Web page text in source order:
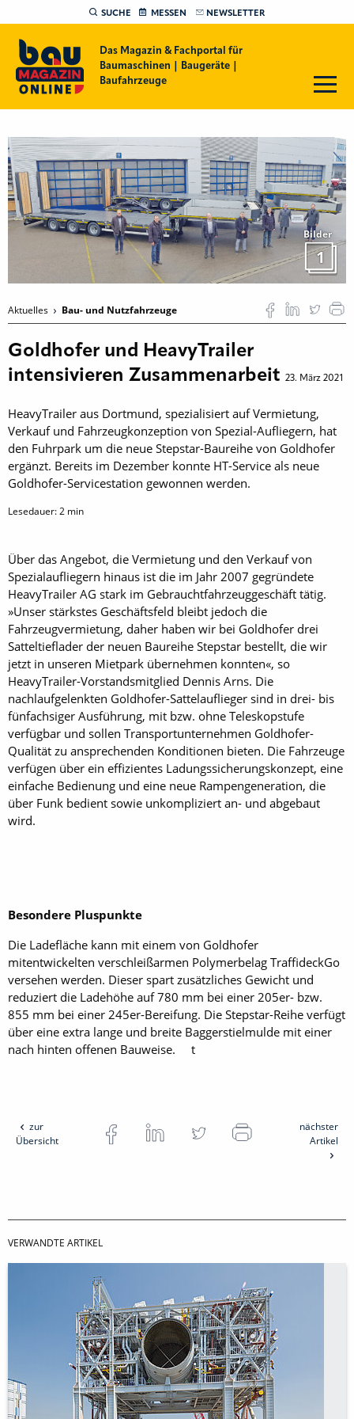
SUCHE MESSEN NEWSLETTER
Das Magazin & Fachportal für
Baumaschinen | Baugeräte |
Baufahrzeuge
Bilder
1
Aktuelles Bau- und Nutzfahrzeuge
Goldhofer und HeavyTrailer
intensivieren Zusammenarbeit 23. März 2021
HeavyTrailer aus Dortmund, spezialisiert auf Vermietung,
Verkauf und Fahrzeugkonzeption von Spezial-Aufliegern, hat
den Fuhrpark um die neue Stepstar-Baureihe von Goldhofer
ergänzt. Bereits im Dezember konnte HT-Service als neue
Goldhofer-Servicestation gewonnen werden.
Lesedauer:2 min
Über das Angebot, die Vermietung und den Verkauf von
Spezialaufliegern hinaus ist die im Jahr 2007 gegründete
HeavyTrailer AG stark im Gebrauchtfahrzeuggeschäft tätig.
»Unser stärkstes Geschäftsfeld bleibt jedoch die
Fahrzeugvermietung, daher haben wir bei Goldhofer drei
Satteltieflader der neuen Baureihe Stepstar bestellt, die wir
jetzt in unseren Mietpark übernehmen konnten«, so
HeavyTrailer-Vorstandsmitglied Dennis Arns. Die
nachlaufgelenkten Goldhofer-Sattelauflieger sind in drei- bis
fünfachsiger Ausführung, mit bzw. ohne Teleskopstufe
verfügbar und sollen Transportunternehmen Goldhofer-
Qualität zu ansprechenden Konditionen bieten. Die Fahrzeuge
verfügen über ein effizientes Ladungssicherungskonzept, eine
einfache Bedienung und eine neue Rampengeneration, die
über Funk bedient sowie unkompliziert an- und abgebaut
wird.
Besondere Pluspunkte
Die Ladefläche kann mit einem von Goldhofer
mitentwickelten verschleißarmen Polymerbelag TraffideckGo
versehen werden. Dieser spart zusätzliches Gewicht und
reduziert die Ladehöhe auf 780 mm bei einer 205er- bzw.
855 mm bei einer 245er-Bereifung. Die Stepstar-Reihe verfügt
über eine extra lange und breite Baggerstielmulde mit einer
nach hinten offenen Bauweise. t
zur
Übersicht
nächster
Artikel
VERWANDTE ARTIKEL